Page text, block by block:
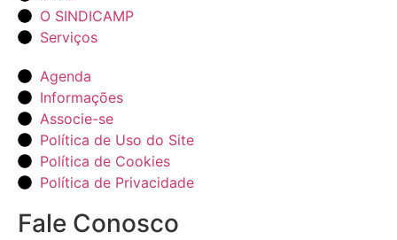
O SINDICAMP
Serviços
Agenda
Informações
Associe-se
Política de Uso do Site
Política de Cookies
Política de Privacidade
Fale Conosco